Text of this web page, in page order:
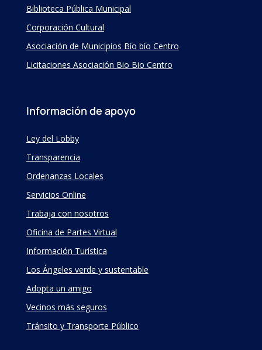
Biblioteca Pública Municipal
Corporación Cultural
Asociación de Municipios Bío bío Centro
Licitaciones Asociación Bio Bio Centro
Información de apoyo
Ley del Lobby
Transparencia
Ordenanzas Locales
Servicios Online
Trabaja con nosotros
Oficina de Partes Virtual
Información Turística
Los Ángeles verde y sustentable
Adopta un amigo
Vecinos más seguros
Tránsito y Transporte Público